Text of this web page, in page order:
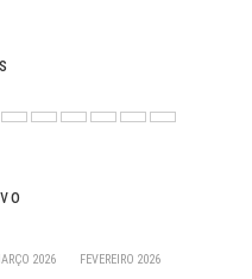
2026 FEVEREIRO 2026